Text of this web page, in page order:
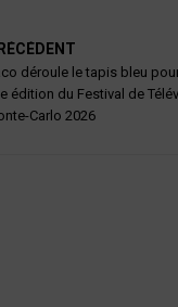
déroule le tapis bleu
édition du Festival de
Carlo 2026